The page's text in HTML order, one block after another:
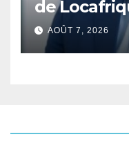
de
liberté.
AOÛT 7, 2026